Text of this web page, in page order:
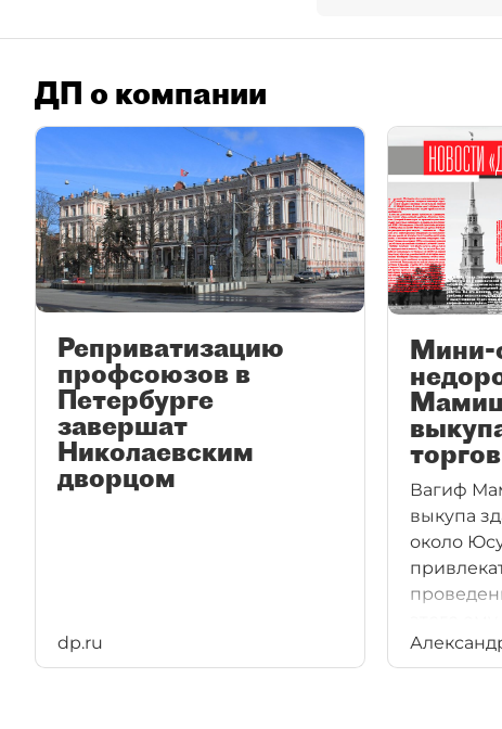
ДП о компании
Реприватизацию
профсоюзов в
Петербурге
завершат
Николаевским
дворцом
dp.ru
Мини-
торгов
Вагиф
выкупа
около
полтора